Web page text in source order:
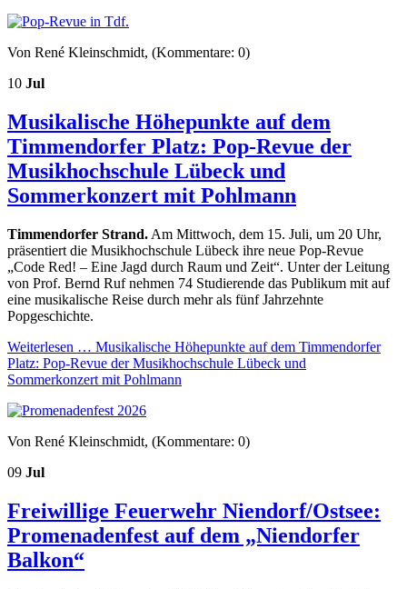
Von René Kleinschmidt, (Kommentare: 0)
10 Jul
Musikalische Höhepunkte auf dem
Timmendorfer Platz: Pop-Revue der
Musikhochschule Lübeck und
Sommerkonzert mit Pohlmann
Timmendorfer Strand. Am Mittwoch, dem 15. Juli, um 20 Uhr,
präsentiert die Musikhochschule Lübeck ihre neue Pop-Revue
„Code Red! – Eine Jagd durch Raum und Zeit“. Unter der Leitung
von Prof. Bernd Ruf nehmen 74 Studierende das Publikum mit auf
eine musikalische Reise durch mehr als fünf Jahrzehnte
Popgeschichte.
Weiterlesen … Musikalische Höhepunkte auf dem Timmendorfer
Platz: Pop-Revue der Musikhochschule Lübeck und
Sommerkonzert mit Pohlmann
Von René Kleinschmidt, (Kommentare: 0)
09 Jul
Freiwillige Feuerwehr Niendorf/Ostsee:
Promenadenfest auf dem „Niendorfer
Balkon“